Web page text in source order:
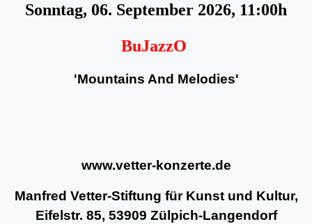
Sonntag, 06. September 2026, 11:00h
BuJazzO
'Mountains And Melodies'
www.vetter-konzerte.de
Manfred Vetter-Stiftung für Kunst und Kultur,
Eifelstr. 85, 53909 Zülpich-Langendorf